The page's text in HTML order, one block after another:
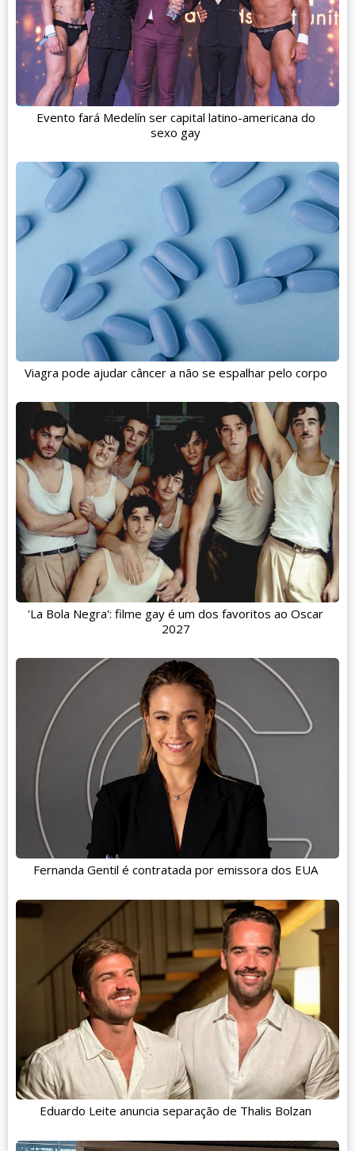
Evento fará Medelín ser capital latino-americana do
sexo gay
Viagra pode ajudar câncer a não se espalhar pelo corpo
'La Bola Negra': filme gay é um dos favoritos ao Oscar
2027
Fernanda Gentil é contratada por emissora dos EUA
Eduardo Leite anuncia separação de Thalis Bolzan